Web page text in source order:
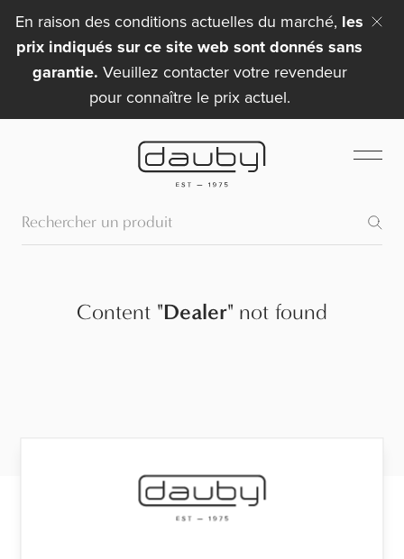
En raison des conditions actuelles du marché, les
prix indiqués sur ce site web sont donnés sans
garantie. Veuillez contacter votre revendeur
pour connaître le prix actuel.
Content "Dealer" not found